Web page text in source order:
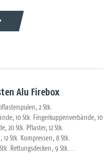
Alu Firebox
2 Stk.
10 Stk. Fingerkuppenverbände, 10
20 Stk. Pflaster, 12 Stk.
Stk. Kompressen, 8 Stk.
Rettungsdecken, 9 Stk....